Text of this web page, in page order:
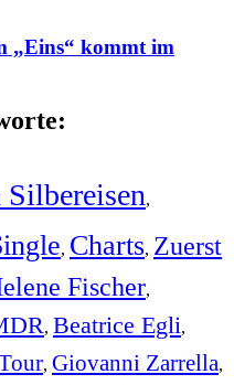
„Eins“ kommt im
,
, Charts, Zuerst
Fischer,
, Beatrice Egli,
, Giovanni Zarrella,